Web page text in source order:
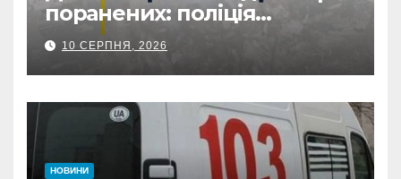
поранених: поліція
Сумщини документує
наслідки масованих
ворожих обстрілів
10 СЕРПНЯ, 2026
НОВИНИ